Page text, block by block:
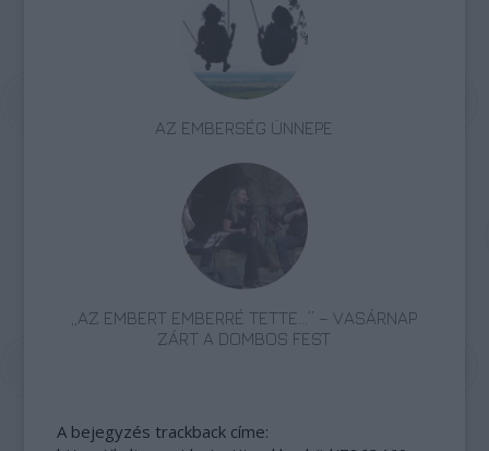
AZ EMBERSÉG ÜNNEPE
„AZ EMBERT EMBERRÉ TETTE…” – VASÁRNAP
ZÁRT A DOMBOS FEST
A bejegyzés trackback címe: